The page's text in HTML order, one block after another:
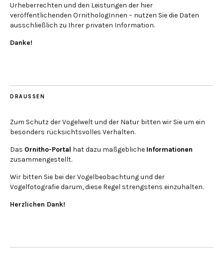
Urheberrechten und den Leistungen der hier
veröffentlichenden OrnithologInnen – nutzen Sie die Daten
ausschließlich zu Ihrer privaten Information.
Danke!
DRAUSSEN
Zum Schutz der Vogelwelt und der Natur bitten wir Sie um ein
besonders rücksichtsvolles Verhalten.
Das Ornitho-Portal hat dazu maßgebliche Informationen
zusammengestellt.
Wir bitten Sie bei der Vogelbeobachtung und der
Vogelfotografie darum, diese Regel strengstens einzuhalten.
Herzlichen Dank!